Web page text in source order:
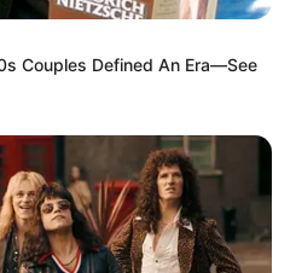
งิน
Couples Defined An Era—See